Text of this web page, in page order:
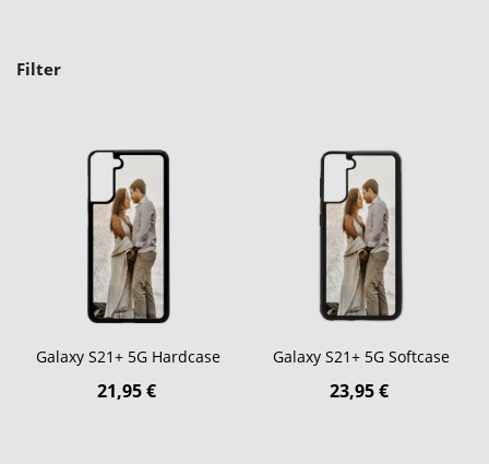
Filter
Galaxy S21+ 5G Hardcase
21,95 €
Galaxy S21+ 5G Softcase
23,95 €